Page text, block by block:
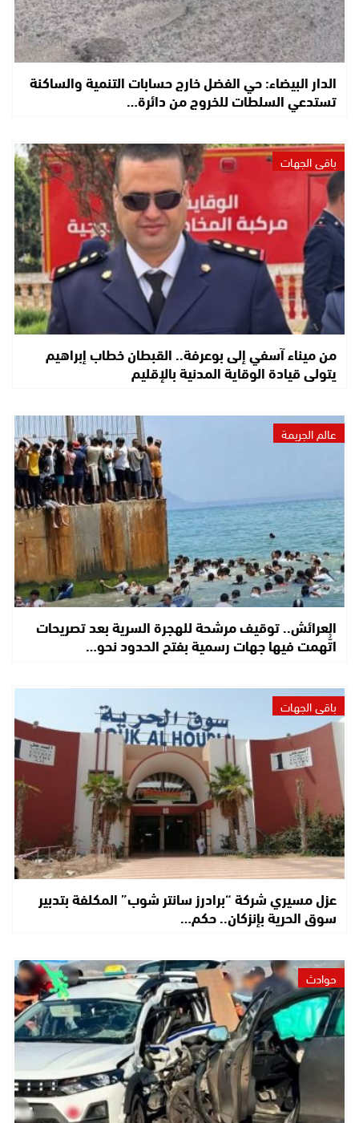
الدار البيضاء: حي الفضل خارج حسابات التنمية والساكنة
تستدعي السلطات للخروج من دائرة…
باقي الجهات
من ميناء آسفي إلى بوعرفة.. القبطان خطاب إبراهيم
يتولى قيادة الوقاية المدنية بالإقليم
عالم الجريمة
العرائش.. توقيف مرشحة للهجرة السرية بعد تصريحات
اتُّهمت فيها جهات رسمية بفتح الحدود نحو…
باقي الجهات
عزل مسيري شركة “برادرز سانتر شوب” المكلفة بتدبير
سوق الحرية بإنزكان.. حكم…
حوادث